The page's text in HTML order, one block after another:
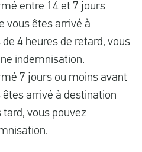
entre 14 et 7 jours
vous êtes arrivé à
4 heures de retard, vous
indemnisation.
7 jours ou moins avant
arrivé à destination
vous pouvez